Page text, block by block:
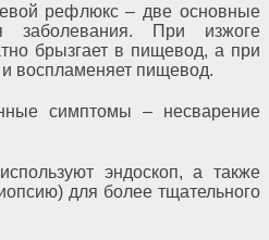
рефлюкс ‒ две основные
заболевания. При изжоге
брызгает в пищевод, а при
воспламеняет пищевод.
симптомы ‒ несварение
эндоскоп, а также
для более тщательного